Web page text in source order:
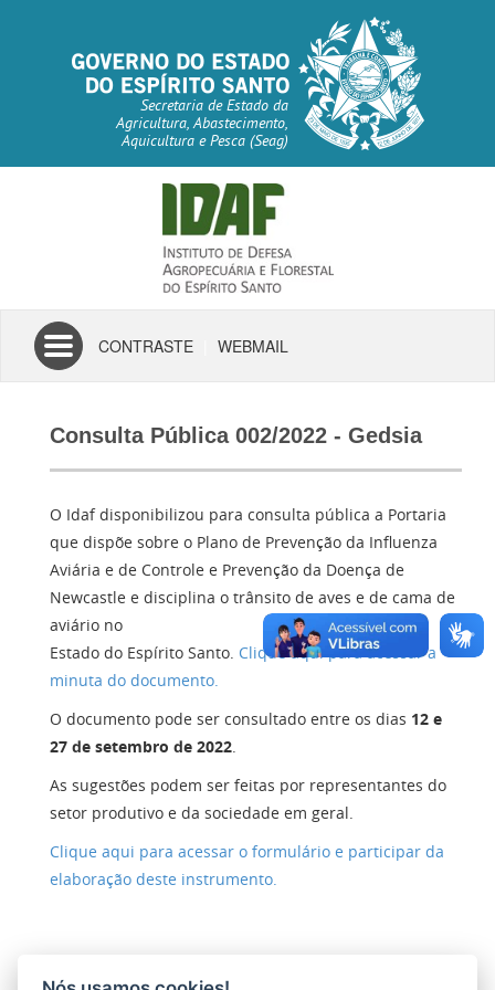
Secretaria de Estado da
Agricultura, Abastecimento,
Aquicultura e Pesca (Seag)
Toggle
navigation
CONTRASTE WEBMAIL
Consulta Pública 002/2022 - Gedsia
O Idaf disponibilizou para consulta pública a Portaria
que dispõe sobre o Plano de Prevenção da Influenza
Aviária e de Controle e Prevenção da Doença de
Newcastle e disciplina o trânsito de aves e de cama de
aviário no
Estado do Espírito Santo. Clique aqui para acessar a
minuta do documento.
O documento pode ser consultado entre os dias 12 e
27 de setembro de 2022
As sugestões podem ser feitas por representantes do
setor produtivo e da sociedade em geral.
Clique aqui para acessar o formulário e participar da
elaboração deste instrumento.